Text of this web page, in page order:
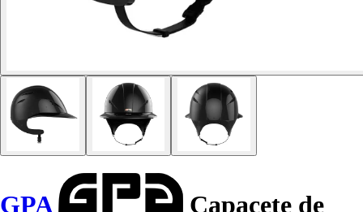
GPA
Capacete de